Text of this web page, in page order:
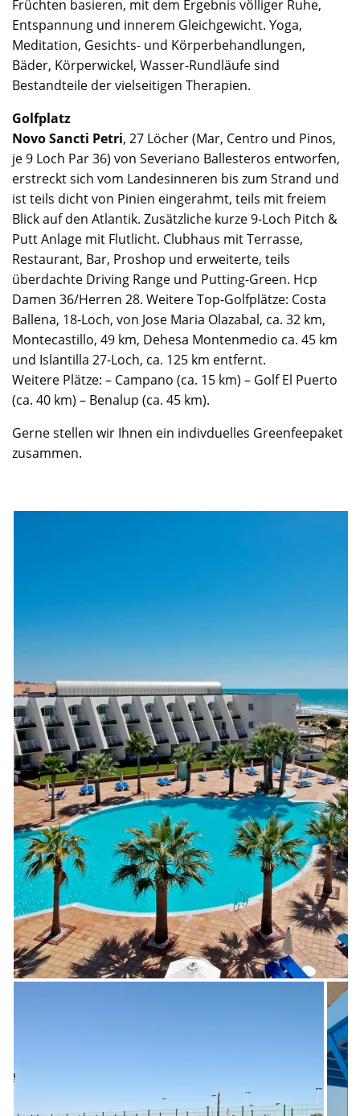
Früchten basieren, mit dem Ergebnis völliger Ruhe,
Entspannung und innerem Gleichgewicht. Yoga,
Meditation, Gesichts- und Körperbehandlungen,
Bäder, Körperwickel, Wasser-Rundläufe sind
Bestandteile der vielseitigen Therapien.
Golfplatz
Novo Sancti Petri, 27 Löcher (Mar, Centro und Pinos,
je 9 Loch Par 36) von Severiano Ballesteros entworfen,
erstreckt sich vom Landesinneren bis zum Strand und
ist teils dicht von Pinien eingerahmt, teils mit freiem
Blick auf den Atlantik. Zusätzliche kurze 9-Loch Pitch &
Putt Anlage mit Flutlicht. Clubhaus mit Terrasse,
Restaurant, Bar, Proshop und erweiterte, teils
überdachte Driving Range und Putting-Green. Hcp
Damen 36/Herren 28. Weitere Top-Golfplätze: Costa
Ballena, 18-Loch, von Jose Maria Olazabal, ca. 32 km,
Montecastillo, 49 km, Dehesa Montenmedio ca. 45 km
und Islantilla 27-Loch, ca. 125 km entfernt.
Weitere Plätze: – Campano (ca. 15 km) – Golf El Puerto
(ca. 40 km) – Benalup (ca. 45 km).
Gerne stellen wir Ihnen ein indivduelles Greenfeepaket
zusammen.